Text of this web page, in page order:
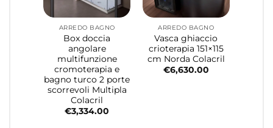
ARREDO BAGNO
Box doccia
angolare
multifunzione
cromoterapia e
bagno turco 2 porte
scorrevoli Multipla
Colacril
€3,334.00
ARREDO BAGNO
Vasca ghiaccio
crioterapia 151×115
cm Norda Colacril
€6,630.00